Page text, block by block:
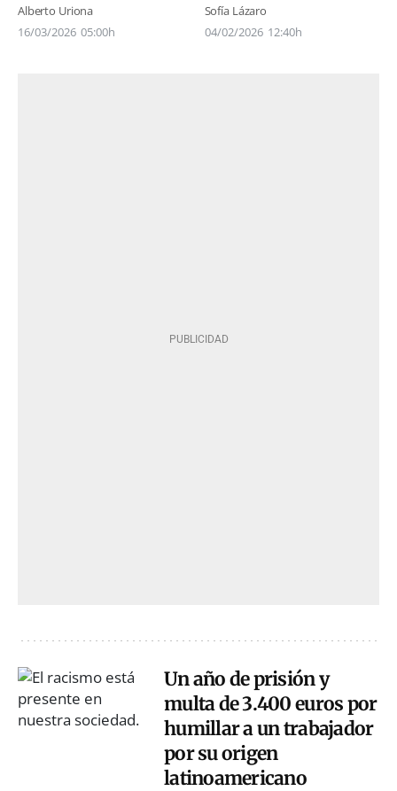
Alberto Uriona
16/03/2026 05:00h
Sofía Lázaro
04/02/2026 12:40h
Un año de prisión y
multa de 3.400 euros por
humillar a un trabajador
por su origen
latinoamericano